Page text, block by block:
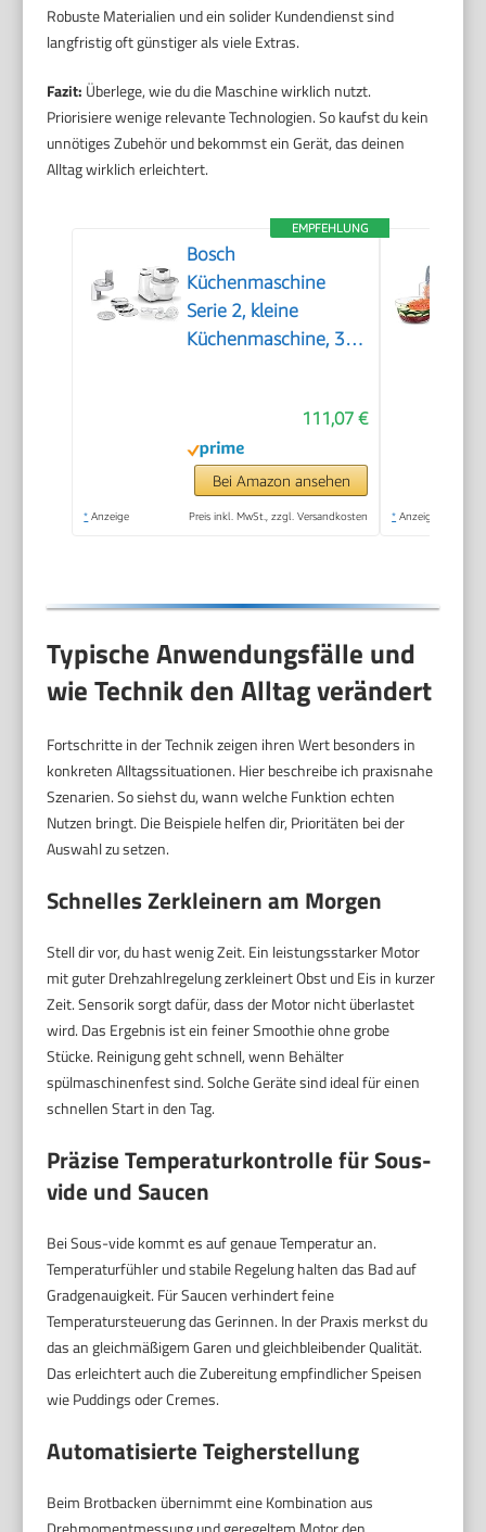
Robuste Materialien und ein solider Kundendienst sind
langfristig oft günstiger als viele Extras.
Fazit: Überlege, wie du die Maschine wirklich nutzt.
Priorisiere wenige relevante Technologien. So kaufst du kein
unnötiges Zubehör und bekommst ein Gerät, das deinen
Alltag wirklich erleichtert.
EMPFEHLUNG
Bosch
Küchenmaschine
Serie 2, kleine
Küchenmaschine, 3,8l
Scheiben, 4 Stufen,
Knethaken/Rührbesen/Schlagbesen,
spülmaschinenfest,
700 W, weiß,
111,07 €
Bei Amazon ansehen
* Anzeige Preis inkl. MwSt., zzgl. Versandkosten * Anzeige
Typische Anwendungsfälle und
wie Technik den Alltag verändert
Fortschritte in der Technik zeigen ihren Wert besonders in
konkreten Alltagssituationen. Hier beschreibe ich praxisnahe
Szenarien. So siehst du, wann welche Funktion echten
Nutzen bringt. Die Beispiele helfen dir, Prioritäten bei der
Auswahl zu setzen.
Schnelles Zerkleinern am Morgen
Stell dir vor, du hast wenig Zeit. Ein leistungsstarker Motor
mit guter Drehzahlregelung zerkleinert Obst und Eis in kurzer
Zeit. Sensorik sorgt dafür, dass der Motor nicht überlastet
wird. Das Ergebnis ist ein feiner Smoothie ohne grobe
Stücke. Reinigung geht schnell, wenn Behälter
spülmaschinenfest sind. Solche Geräte sind ideal für einen
schnellen Start in den Tag.
Präzise Temperaturkontrolle für Sous-
vide und Saucen
Bei Sous-vide kommt es auf genaue Temperatur an.
Temperaturfühler und stabile Regelung halten das Bad auf
Gradgenauigkeit. Für Saucen verhindert feine
Temperatursteuerung das Gerinnen. In der Praxis merkst du
das an gleichmäßigem Garen und gleichbleibender Qualität.
Das erleichtert auch die Zubereitung empfindlicher Speisen
wie Puddings oder Cremes.
Automatisierte Teigherstellung
Beim Brotbacken übernimmt eine Kombination aus